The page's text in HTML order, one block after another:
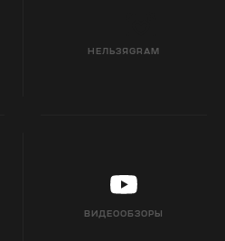
НЕЛЬЗЯGRAM
ВИДЕООБЗОРЫ